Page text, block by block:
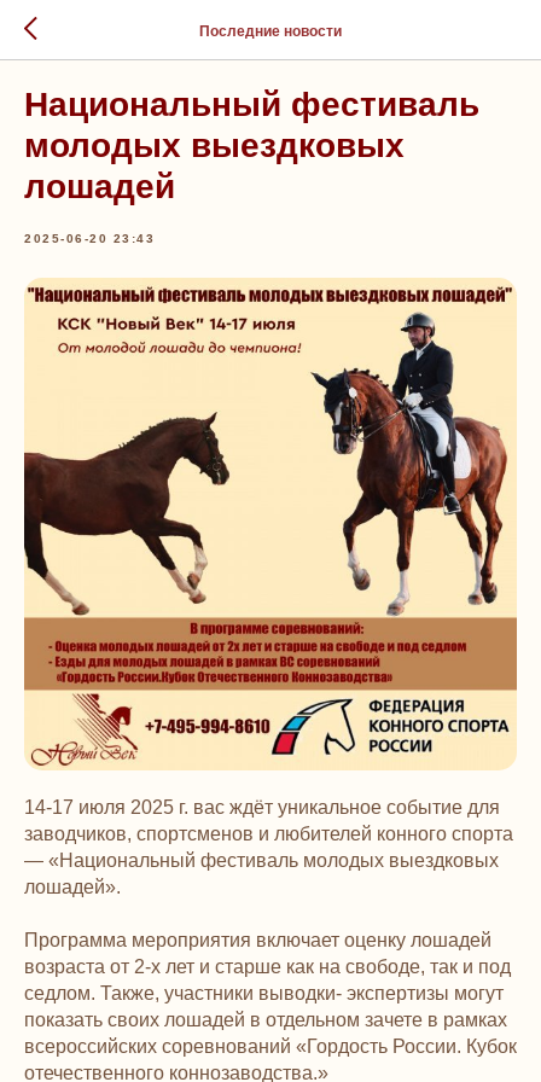
Последние новости
Национальный фестиваль
молодых выездковых
лошадей
2025-06-20 23:43
14-17 июля 2025 г. вас ждёт уникальное событие для
заводчиков, спортсменов и любителей конного спорта
— «Национальный фестиваль молодых выездковых
лошадей».
Программа мероприятия включает оценку лошадей
возраста от 2-х лет и старше как на свободе, так и под
седлом. Также, участники выводки- экспертизы могут
показать своих лошадей в отдельном зачете в рамках
всероссийских соревнований «Гордость России. Кубок
отечественного коннозаводства.»